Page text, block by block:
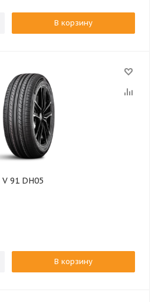
В корзину
ДаблСтар 195/65/15 V 91 DH05
В корзину